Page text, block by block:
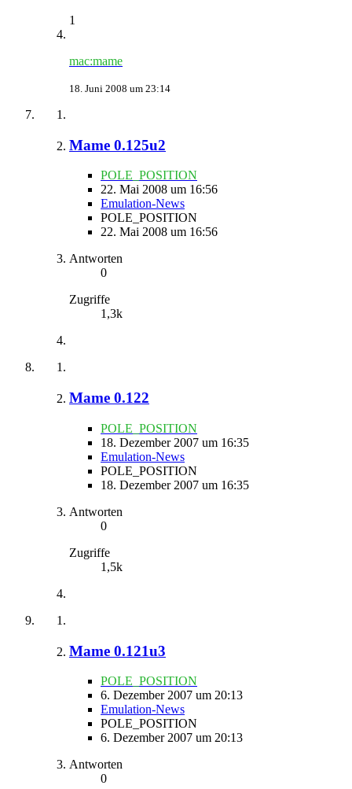
1
mac:mame
18. Juni 2008 um 23:14
Mame 0.125u2
POLE_POSITION
22. Mai 2008 um 16:56
Emulation-News
POLE_POSITION
22. Mai 2008 um 16:56
Antworten
0
Zugriffe
1,3k
Mame 0.122
POLE_POSITION
18. Dezember 2007 um 16:35
Emulation-News
POLE_POSITION
18. Dezember 2007 um 16:35
Antworten
0
Zugriffe
1,5k
Mame 0.121u3
POLE_POSITION
6. Dezember 2007 um 20:13
Emulation-News
POLE_POSITION
6. Dezember 2007 um 20:13
Antworten
0